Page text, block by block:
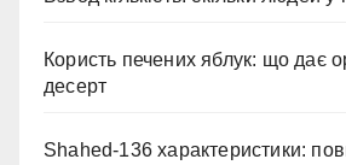
Користь печених яблук: що дає
десерт
Shahed-136 характеристики: